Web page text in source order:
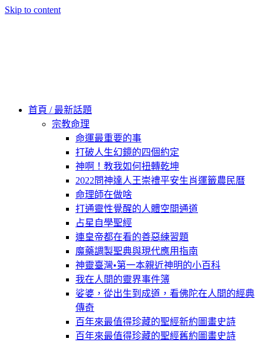
Skip to content
首頁 / 最新話題
宗教命理
命運最重要的事
打破人生幻鏡的四個約定
神啊！教我如何扭轉乾坤
2022問神達人王崇禮平安生肖運籤農民曆
命理師在做啥
打通靈性覺醒的人體空間通道
占星自學聖經
連皇帝都在看的善惡練習題
魔藥調製聖典與現代應用指南
神靈臺灣•第一本親近神明的小百科
我在人間的靈界事件簿
娑婆，從出生到成道，看佛陀在人間的經典
傳奇
百年來最值得珍藏的聖經新約圖畫史詩
百年來最值得珍藏的聖經舊約圖畫史詩